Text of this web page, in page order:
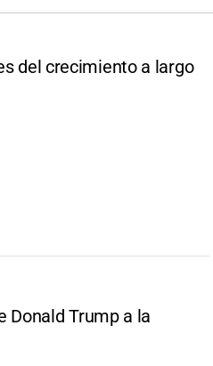
del crecimiento a largo
Donald Trump a la